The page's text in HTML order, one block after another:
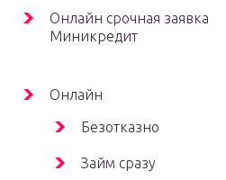
Онлайн срочная заявка
Миникредит
Онлайн
Безотказно
Займ сразу